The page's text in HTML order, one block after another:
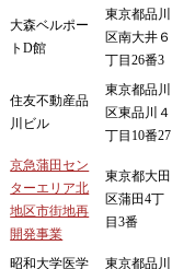
大森ベルポー
トD館
東京都品川
区南大井６
丁目26番3
住友不動産品
川ビル
東京都品川
区東品川４
丁目10番27
京急蒲田セン
ターエリア北
地区市街地再
開発事業
東京都大田
区蒲田4丁
目3番
昭和大学医学
東京都品川